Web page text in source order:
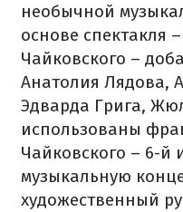
необычной
основе спектакля
Чайковского –
Анатолия Лядова,
Эдварда Грига,
использованы
Чайковского – 6-
музыкальную
художественный